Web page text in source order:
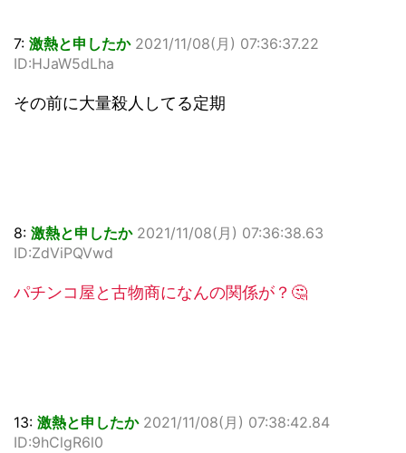
7: 激熱と申したか 2021/11/08(月) 07:36:37.22
ID:HJaW5dLha
その前に大量殺人してる定期
8: 激熱と申したか 2021/11/08(月) 07:36:38.63
ID:ZdViPQVwd
パチンコ屋と古物商になんの関係が？🤔
13: 激熱と申したか 2021/11/08(月) 07:38:42.84
ID:9hClgR6l0